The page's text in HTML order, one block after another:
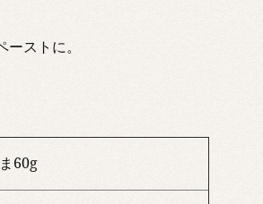
ストに。
60g